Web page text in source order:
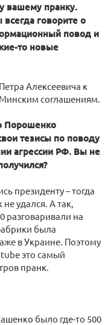
вашему пранку.
говорите о
повод и
то новые
Алексеевича к
соглашениям.
Порошенко
тезисы по поводу
агрессии РФ. Вы не
президенту – тогда
удался. А так,
разговаривали на
была
в Украине. Поэтому
это самый
пранк.
было где-то 500